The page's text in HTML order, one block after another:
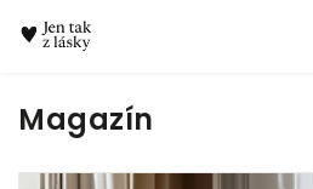
Magazín